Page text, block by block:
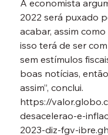
A economista
2022 será puxado
acabar, assim
isso terá de ser
sem estímulos
boas notícias,
assim”, conclui.
https://
desacelerao-e-
2023-diz-fgv-